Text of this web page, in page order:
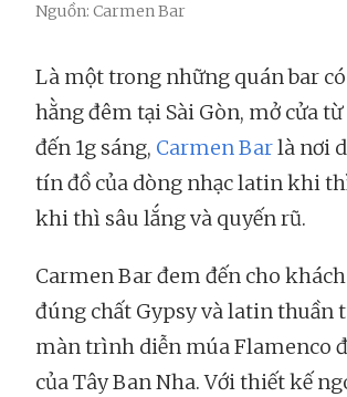
Nguồn: Carmen Bar
Là một trong những quán bar
hằng đêm tại Sài Gòn, mở cửa từ
đến 1g sáng, Carmen Barlà nơi
tín đồ của dòng nhạc latin khi
khi thì sâu lắng và quyến rũ.
Carmen Bar đem đến cho
đúng chất Gypsy và latin thuần
màn trình diễn múa Flamenco
của Tây Ban Nha. Với thiết kế